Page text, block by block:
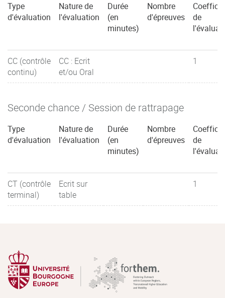
Type
d'évaluation
Nature de
l'évaluation
Durée
(en
minutes)
Nombre
d'épreuves
de
CC (contrôle
continu)
CC : Ecrit
et/ou Oral
1
Seconde chance / Session de rattrapage
Type
d'évaluation
Nature de
l'évaluation
Durée
(en
minutes)
Nombre
d'épreuves
de
CT (contrôle
terminal)
Ecrit sur
table
1